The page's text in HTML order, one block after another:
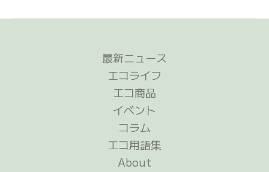
く
最新ニュース
エコライフ
エコ商品
イベント
コラム
エコ用語集
About